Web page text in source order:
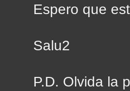
Espero que
Salu2
P.D. Olvida la